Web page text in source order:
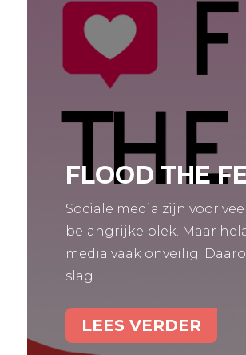
FLOOD THE
Sociale media zijn voor
belangrijke plek. Maar
media vaak onveilig.
slag.
LEES VERDER